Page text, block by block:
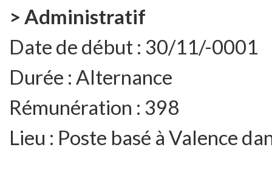
> Administratif
Date de début : 30/11/-0001
Durée : Alternance
Rémunération : 398
Lieu : Poste basé à Valence